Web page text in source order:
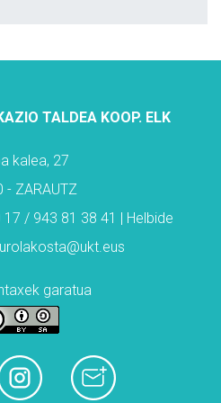
TALDEA KOOP. ELK
kalea, 27
- ZARAUTZ
/ 943 81 38 41 | Helbide
garatua